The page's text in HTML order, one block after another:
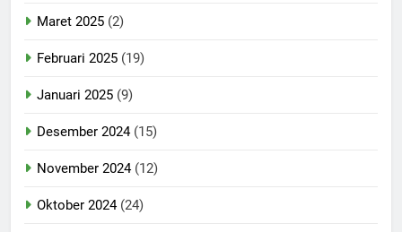
Maret 2025 (2)
Februari 2025 (19)
Januari 2025 (9)
Desember 2024(15)
November 2024(12)
Oktober 2024(24)